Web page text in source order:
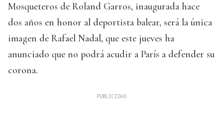
Mosqueteros de Roland Garros, inaugurada hace
dos años en honor al deportista balear, será la única
imagen de Rafael Nadal, que este jueves ha
anunciado que no podrá acudir a París a defender su
corona.